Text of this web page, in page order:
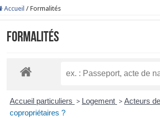
Accueil / Formalités
Formalités
Accueil particuliers > Logement > Acteurs
copropriétaires ?